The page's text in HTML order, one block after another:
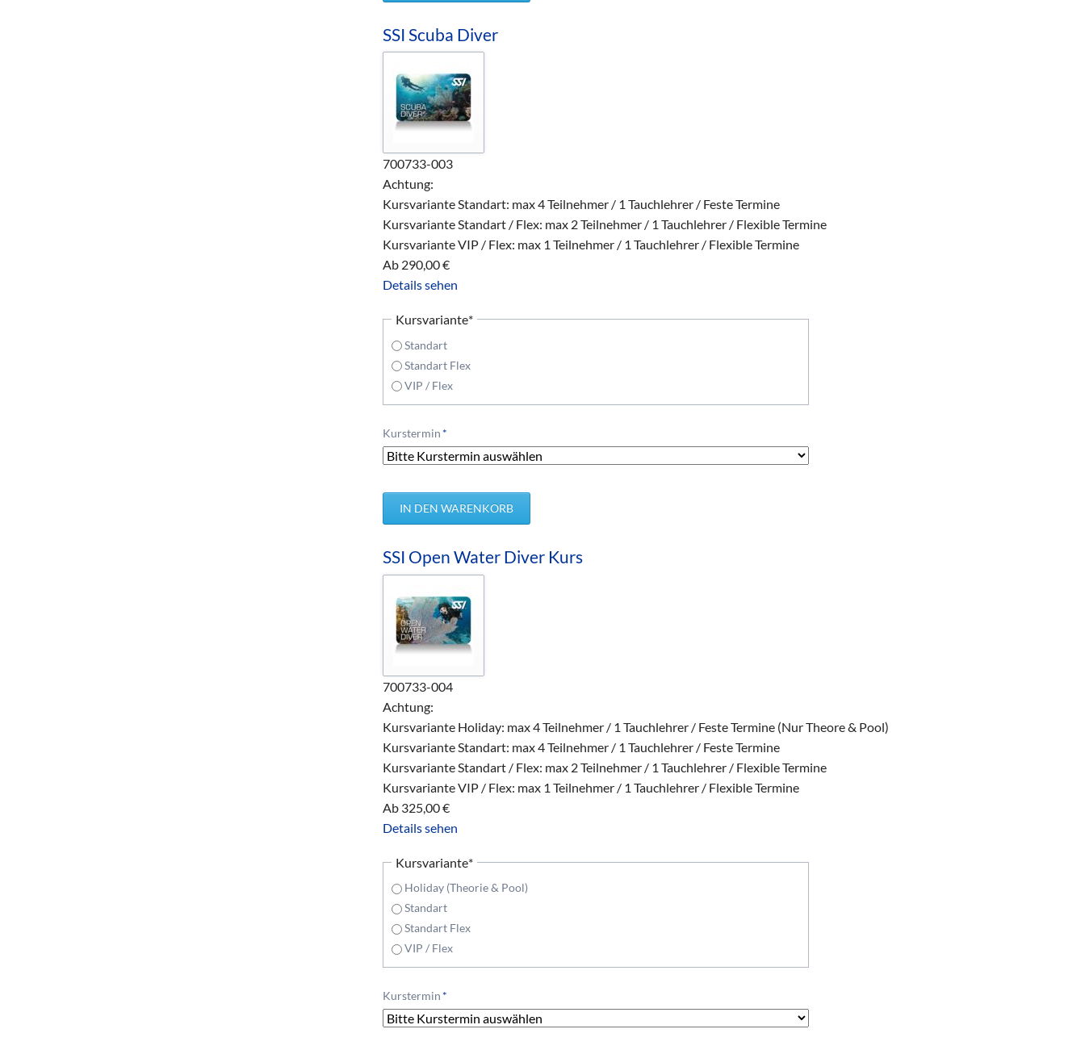
SSI Scuba Diver
700733-003
Achtung:
Kursvariante Standart: max 4 Teilnehmer / 1 Tauchlehrer / Feste Termine
Kursvariante Standart / Flex: max 2 Teilnehmer / 1 Tauchlehrer / Flexible Termine
Kursvariante VIP / Flex: max 1 Teilnehmer / 1 Tauchlehrer / Flexible Termine
Ab 290,00€
Details sehen
Pflichtfeld
Kursvariante*
Standart
Standart Flex
VIP / Flex
Pflichtfeld
Kurstermin *
SSI Open Water Diver Kurs
700733-004
Achtung:
Kursvariante Holiday: max 4 Teilnehmer / 1 Tauchlehrer / Feste Termine (Nur Theore & Pool)
Kursvariante Standart: max 4 Teilnehmer / 1 Tauchlehrer / Feste Termine
Kursvariante Standart / Flex: max 2 Teilnehmer / 1 Tauchlehrer / Flexible Termine
Kursvariante VIP / Flex: max 1 Teilnehmer / 1 Tauchlehrer / Flexible Termine
Ab 325,00€
Details sehen
Pflichtfeld
Kursvariante*
Holiday (Theorie & Pool)
Standart
Standart Flex
VIP / Flex
Pflichtfeld
Kurstermin *